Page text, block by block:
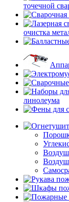
точечной
очистка
линолеума